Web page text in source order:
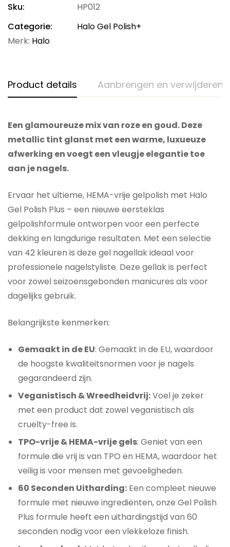
Sku:
HP012
Categorie:
Halo Gel Polish+
Merk: Halo
Product details Aanbrengen en verwijderen
Een glamoureuze mix van roze en goud. Deze
metallic tint glanst met een warme, luxueuze
afwerking en voegt een vleugje elegantie toe
aan je nagels.
Ervaar het ultieme, HEMA-vrije gelpolish met Halo
Gel Polish Plus – een nieuwe eersteklas
gelpolishformule ontworpen voor een perfecte
dekking en langdurige resultaten. Met een selectie
van 42 kleuren is deze gel nagellak ideaal voor
professionele nagelstyliste. Deze gellak is perfect
voor zowel seizoensgebonden manicures als voor
dagelijks gebruik.
Belangrijkste kenmerken:
Gemaakt in de EU: Gemaakt in de EU, waardoor
de hoogste kwaliteitsnormen voor je nagels
gegarandeerd zijn.
Veganistisch & Wreedheidvrij:Voel je zeker
met een product dat zowel veganistisch als
cruelty-free is.
TPO-vrije & HEMA-vrije gels: Geniet van een
formule die vrij is van TPO en HEMA, waardoor het
veilig is voor mensen met gevoeligheden.
60 Seconden Uitharding: Een compleet nieuwe
formule met nieuwe ingrediënten, onze Gel Polish
Plus formule heeft een uithardingstijd van 60
seconden nodig voor een vlekkeloze finish.